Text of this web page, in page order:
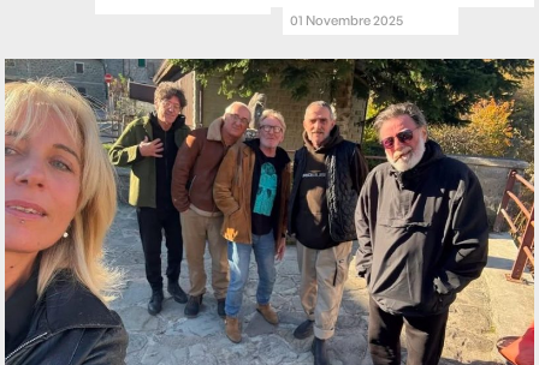
01 Novembre 2025